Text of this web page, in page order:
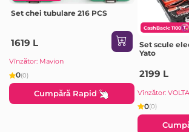
Set chei tubulare 216 PCS
1619 L
Vînzător: Mavion
0(0)
Cumpără Rapid
CashBack: 1100
Set scule
Yato
2199 L
Vînzător: VOLTA
0(0)